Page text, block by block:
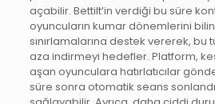
açabilir. Bettilt’in verdiği bu süre
oyuncuların kumar dönemlerini
sınırlamalarına destek vererek, bu
aza indirmeyi hedefler. Platform,
aşan oyunculara hatırlatıcılar
süre sonra otomatik seans